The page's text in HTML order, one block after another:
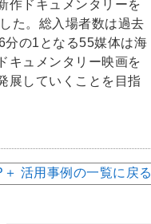
作ドキュメンタリーを
た。総入場者数は過去
分の1となる55媒体は海
キュメンタリー映画を
展していくことを目指
＋ 活用事例の一覧に戻る